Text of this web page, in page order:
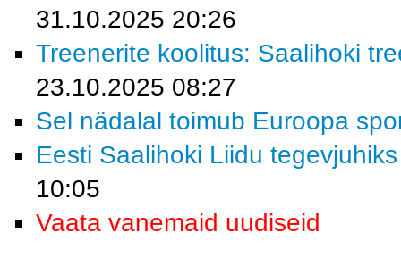
31.10.2025 20:26
Treenerite koolitus: Saalihoki
23.10.2025 08:27
Sel nädalal toimub Euroopa
Eesti Saalihoki Liidu
10:05
Vaata vanemaid uudiseid